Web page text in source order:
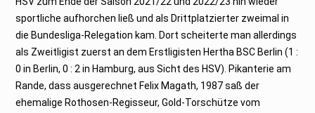
sportliche aufhorchen ließ und als Drittplatzierter zweimal in
die Bundesliga-Relegation kam. Dort scheiterte man allerdings
als Zweitligist zuerst an dem Erstligisten Hertha BSC Berlin (1 :
0 in Berlin, 0 : 2 in Hamburg, aus Sicht des HSV). Pikanterie am
Rande, dass ausgerechnet Felix Magath, 1987 saß der
ehemalige Rothosen-Regisseur, Gold-Torschütze vom